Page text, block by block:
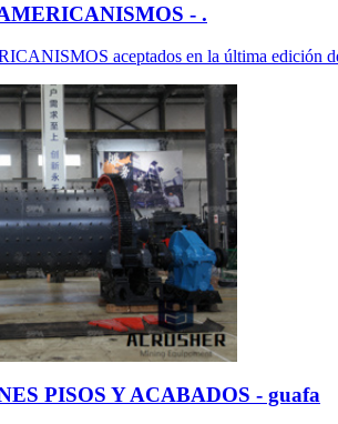
- .
aceptados en la última edición
PISOS Y ACABADOS - guafa